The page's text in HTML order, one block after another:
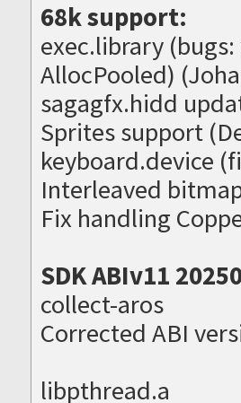
68k support:
exec.library
AllocPooled)
sagagfx.hidd
Sprites support
keyboard.device
Interleaved
Fix handling
SDK ABIv11
collect-aros
Corrected ABI
libpthread.a